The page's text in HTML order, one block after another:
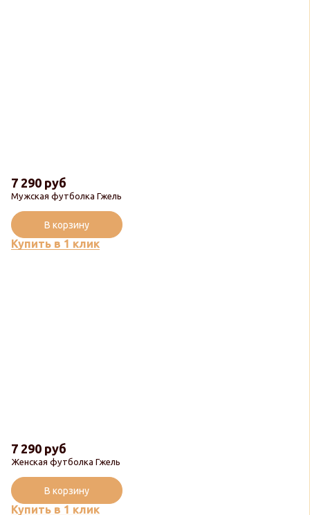
Мужская футболка Гжель
7 290 руб
Купить в 1 клик
В корзину
Женская футболка Гжель
7 290 руб
Купить в 1 клик
В корзину